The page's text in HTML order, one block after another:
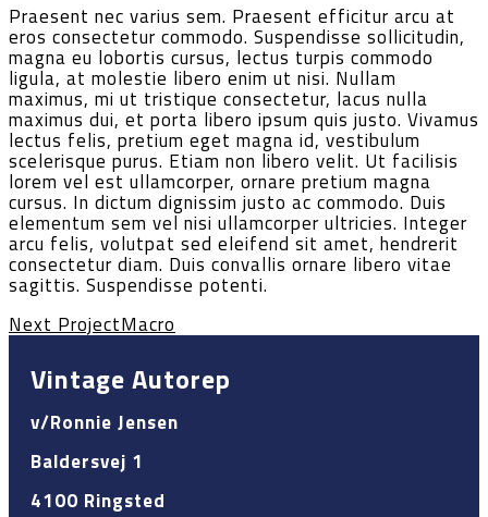
Praesent nec varius sem. Praesent efficitur arcu at
eros consectetur commodo. Suspendisse sollicitudin,
magna eu lobortis cursus, lectus turpis commodo
ligula, at molestie libero enim ut nisi. Nullam
maximus, mi ut tristique consectetur, lacus nulla
maximus dui, et porta libero ipsum quis justo. Vivamus
lectus felis, pretium eget magna id, vestibulum
scelerisque purus. Etiam non libero velit. Ut facilisis
lorem vel est ullamcorper, ornare pretium magna
cursus. In dictum dignissim justo ac commodo. Duis
elementum sem vel nisi ullamcorper ultricies. Integer
arcu felis, volutpat sed eleifend sit amet, hendrerit
consectetur diam. Duis convallis ornare libero vitae
sagittis. Suspendisse potenti.
Next ProjectMacro
Vintage Autorep
v/Ronnie Jensen
Baldersvej 1
4100 Ringsted